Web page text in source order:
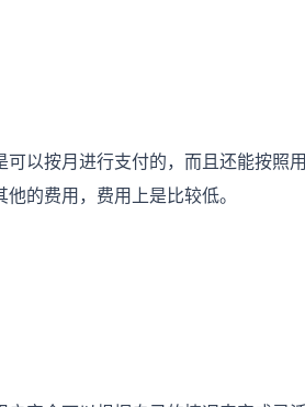
按月进行支付的，而且还能按照
的费用，费用上是比较低。